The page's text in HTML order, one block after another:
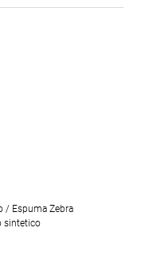
/ Espuma Zebra
sintetico